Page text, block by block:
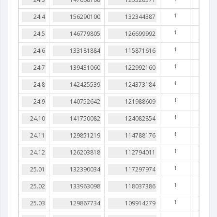
1
1
1
1
1
1
1
1
1
1
1
1